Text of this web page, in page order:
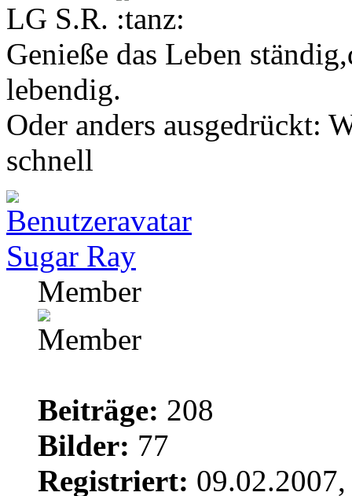
LG S.R.
Genieße das Leben
lebendig.
Oder anders ausgedrückt:
schnell
Sugar Ray
Member
Beiträge: 208
Bilder: 77
Registriert: